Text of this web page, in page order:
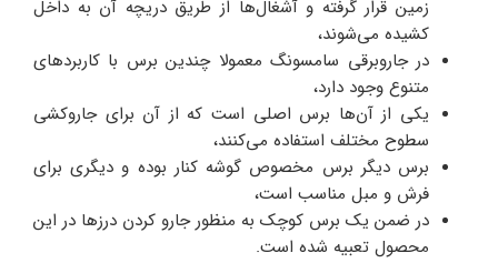
زمین قرار گرفته و آشغال‌ها از طریق دریچه آن به داخل
کشیده می‌شوند،
در جاروبرقی سامسونگ معمولا چندین برس با کاربردهای
متنوع وجود دارد،
یکی از آن‌ها برس اصلی است که از آن برای جاروکشی
سطوح مختلف استفاده می‌کنند،
برس دیگر برس مخصوص گوشه کنار بوده و دیگری برای
فرش و مبل مناسب است،
در ضمن یک برس کوچک به منظور جارو کردن درزها در این
محصول تعبیه شده است.